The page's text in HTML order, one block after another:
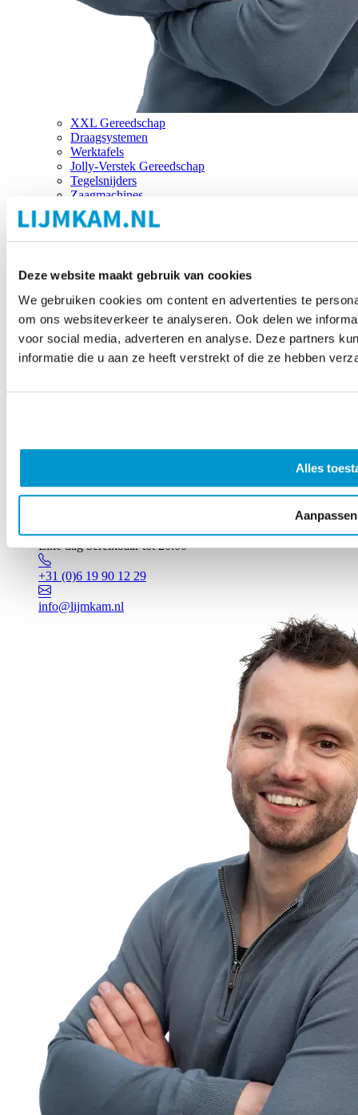
Deze website maakt gebruik van cookies
We gebruiken cookies om content en advertenties te
om ons websiteverkeer te analyseren. Ook delen we
voor social media, adverteren en analyse. Deze partners
informatie die u aan ze heeft verstrekt of die ze hebben
Alles
Aanpassen
XXL Gereedschap
Draagsystemen
Werktafels
Jolly-Verstek Gereedschap
Tegelsnijders
Zaagmachines
Merken
Elke dag bereikbaar tot 20:00
+31 (0)6 19 90 12 29
info@lijmkam.nl